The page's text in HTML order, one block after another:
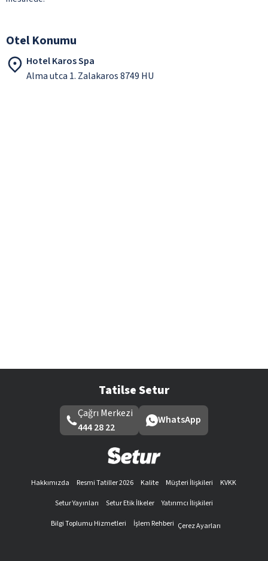
Otel Konumu
Hotel Karos Spa
Alma utca 1. Zalakaros 8749 HU
Tatilse Setur
Çağrı Merkezi
444 28 22
WhatsApp
Hakkımızda Resmi Tatiller 2026 Kalite Müşteri İlişkileri
KVKK
Setur Yayınları
Setur Etik İlkeler
Yatırımcı İlişkileri
Bilgi Toplumu Hizmetleri
İşlem Rehberi Çerez Ayarları